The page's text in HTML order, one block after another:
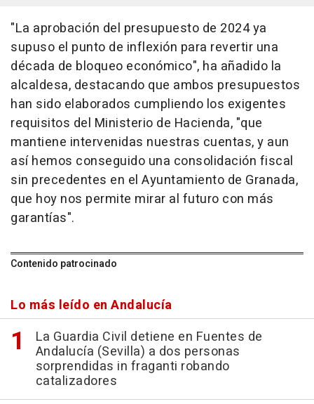
"La aprobación del presupuesto de 2024 ya
supuso el punto de inflexión para revertir una
década de bloqueo económico", ha añadido la
alcaldesa, destacando que ambos presupuestos
han sido elaborados cumpliendo los exigentes
requisitos del Ministerio de Hacienda, "que
mantiene intervenidas nuestras cuentas, y aun
así hemos conseguido una consolidación fiscal
sin precedentes en el Ayuntamiento de Granada,
que hoy nos permite mirar al futuro con más
garantías".
Contenido patrocinado
Lo más leído en Andalucía
La Guardia Civil detiene en Fuentes de
Andalucía (Sevilla) a dos personas
sorprendidas in fraganti robando
catalizadores